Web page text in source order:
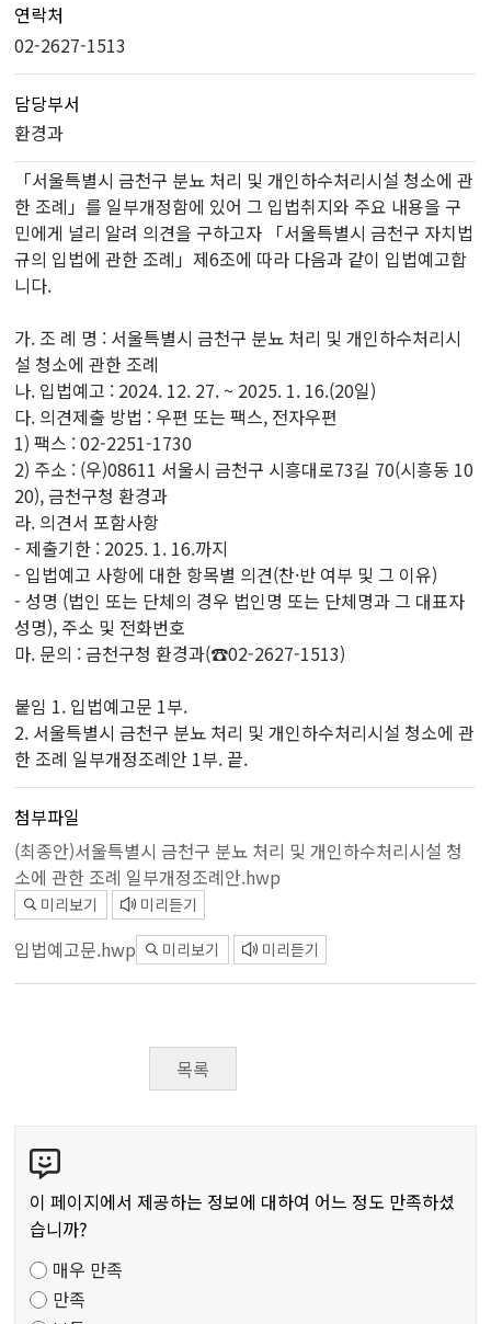
연락처
02-2627-1513
담당부서
환경과
「서울특별시 금천구 분뇨 처리 및 개인하수처리시설 청소에 관
한 조례」를 일부개정함에 있어 그 입법취지와 주요 내용을 구
민에게 널리 알려 의견을 구하고자 「서울특별시 금천구 자치법
규의 입법에 관한 조례」제6조에 따라 다음과 같이 입법예고합
니다.
가. 조 례 명 : 서울특별시 금천구 분뇨 처리 및 개인하수처리시
설 청소에 관한 조례
나. 입법예고 : 2024. 12. 27. ~ 2025. 1. 16.(20일)
다. 의견제출 방법 : 우편 또는 팩스, 전자우편
1) 팩스 : 02-2251-1730
2) 주소 : (우)08611 서울시 금천구 시흥대로73길 70(시흥동 10
20), 금천구청 환경과
라. 의견서 포함사항
- 제출기한 : 2025. 1. 16.까지
- 입법예고 사항에 대한 항목별 의견(찬·반 여부 및 그 이유)
- 성명 (법인 또는 단체의 경우 법인명 또는 단체명과 그 대표자
성명), 주소 및 전화번호
마. 문의 : 금천구청 환경과(☎02-2627-1513)
붙임 1. 입법예고문 1부.
2. 서울특별시 금천구 분뇨 처리 및 개인하수처리시설 청소에 관
한 조례 일부개정조례안 1부. 끝.
첨부파일
(최종안)서울특별시 금천구 분뇨 처리 및 개인하수처리시설 청
소에 관한 조례 일부개정조례안.hwp
미리보기 미리듣기
입법예고문.hwp 미리보기 미리듣기
목록
텐
츠
만
도
조
이 페이지에서 제공하는 정보에 대하여 어느 정도 만족하셨
습니까?
매우 만족
만족